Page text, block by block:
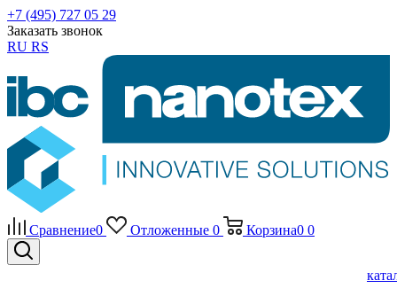
+7 (495) 727 05 29
Заказать звонок
RU RS
Сравнение0 Отложенные 0 Корзина0 0